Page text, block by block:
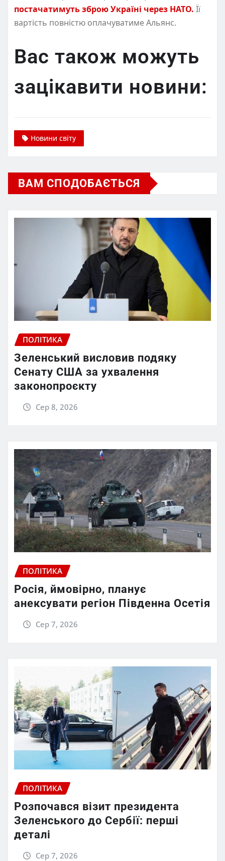
постачатимуть зброю Україні через НАТО. Її
вартість повністю оплачуватиме Альянс.
Вас також можуть
зацікавити новини:
Новини світу
ВАМ СПОДОБАЄТЬСЯ
ПОЛІТИКА
Зеленський висловив подяку
Сенату США за ухвалення
законопроєкту
Сер 8, 2026
ПОЛІТИКА
Росія, ймовірно, планує
анексувати регіон Південна Осетія
Сер 7, 2026
ПОЛІТИКА
Розпочався візит президента
Зеленського до Сербії: перші
деталі
Сер 7, 2026